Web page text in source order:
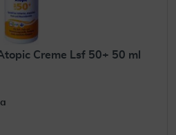
Creme Lsf 50+ 50 ml